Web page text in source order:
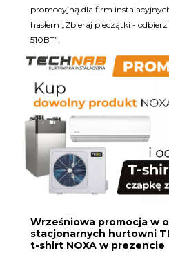
promocyjną dla firm
hasłem „Zbieraj pieczątki -
510BT”.
Wrześniowa promocja w
stacjonarnych hurtowni
t-shirt NOXA w prezencie